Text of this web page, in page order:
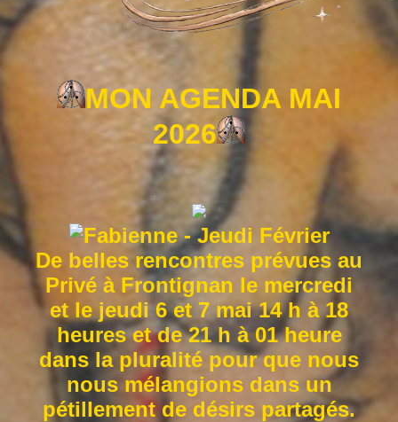
MON AGENDA MAI
2026
De belles rencontres prévues au
Privé à Frontignan le mercredi
et le jeudi 6 et 7 mai 14 h à 18
heures et de 21 h à 01 heure
dans la pluralité pour que nous
nous mélangions dans un
pétillement de désirs partagés.